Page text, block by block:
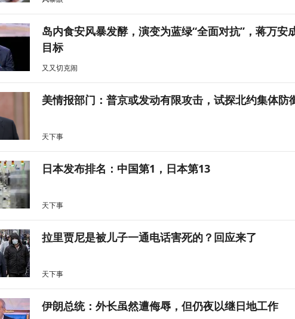
岛内食安风暴发酵，演变为蓝绿“全面对抗”，蒋万安
目标
又又切克闹
美情报部门：普京或发动有限攻击，试探北约集体防
天下事
日本发布排名：中国第1，日本第13
天下事
拉里贾尼是被儿子一通电话害死的？回应来了
天下事
伊朗总统：外长虽然遭侮辱，但仍夜以继日地工作